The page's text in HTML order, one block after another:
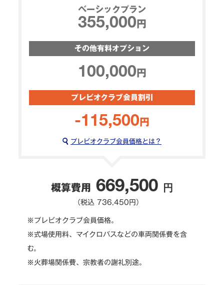
ベーシックプラン
355,000 円
その他有料オプション
100,000 円
プレビオクラブ会員割引
-115,500 円
プレビオクラブ会員価格とは？
概算費用 669,500 円
（税込 736,450円）
※プレビオクラブ会員価格。
※式場使用料、マイクロバスなどの車両関係費を含
む。
※火葬場関係費、宗教者の謝礼別途。